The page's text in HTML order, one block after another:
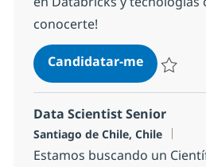
conocerte!
Candidatar-me
Data Scientist Senior
Localização
Santiago de Chile, Chile
Estamos buscando un